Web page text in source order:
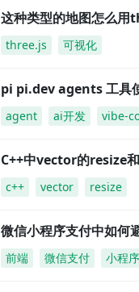
这种类型的地图怎么用
three.js 可视化
pi pi.dev agents 工具
agent ai开发 vibe-
C++中vector的resize
c++ vector resize
微信小程序支付中如何
前端 微信支付 小程序